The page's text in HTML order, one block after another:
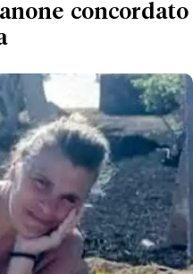
concordato